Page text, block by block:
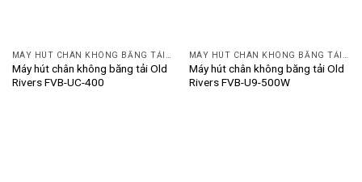
Máy hút chân không băng tải Old
Rivers FVB-UC-400
Máy hút chân không băng tải Old
Rivers FVB-U9-500W